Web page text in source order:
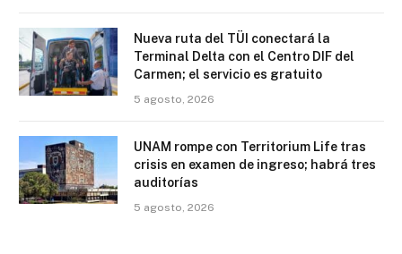
Nueva ruta del TÜI conectará la
Terminal Delta con el Centro DIF del
Carmen; el servicio es gratuito
5 agosto, 2026
UNAM rompe con Territorium Life tras
crisis en examen de ingreso; habrá tres
auditorías
5 agosto, 2026